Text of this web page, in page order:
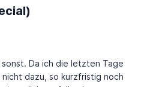
sechs Jahre, bis ich den
der Selbständigkeit.
zog nach Norddeutschland,
in einem gemütlichen
Heimat." (Quelle: Webseite
Da ich die letzten Tage
nicht dazu, so kurzfristig noch